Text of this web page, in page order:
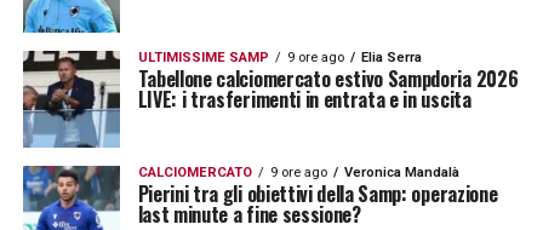
ULTIMISSIME SAMP 9 ore ago Elia Serra
Tabellone calciomercato estivo Sampdoria 2026
LIVE: i trasferimenti in entrata e in uscita
CALCIOMERCATO 9 ore ago Veronica Mandalà
Pierini tra gli obiettivi della Samp: operazione
last minute a fine sessione?